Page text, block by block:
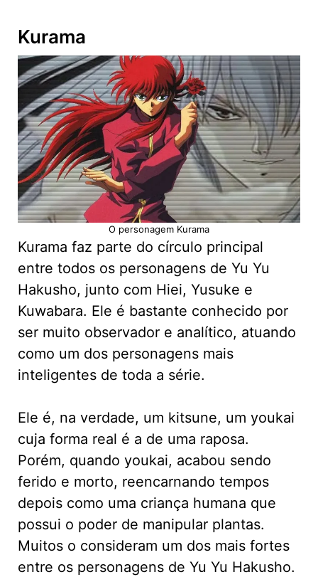
Kurama
O personagem Kurama
Kurama faz parte do círculo principal
entre todos os personagens de Yu Yu
Hakusho, junto com Hiei, Yusuke e
Kuwabara. Ele é bastante conhecido por
ser muito observador e analítico, atuando
como um dos personagens mais
inteligentes de toda a série.
Ele é, na verdade, um kitsune, um youkai
cuja forma real é a de uma raposa.
Porém, quando youkai, acabou sendo
ferido e morto, reencarnando tempos
depois como uma criança humana que
possui o poder de manipular plantas.
Muitos o consideram um dos mais fortes
entre os personagens de Yu Yu Hakusho.